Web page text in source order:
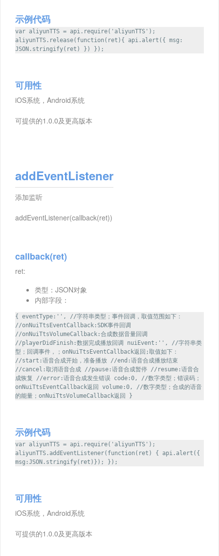
示例代码
var aliyunTTS = api.require('aliyunTTS');
aliyunTTS.release(function(ret){ api.alert({ msg:
JSON.stringify(ret) }) });
可用性
iOS系统，Android系统
可提供的1.0.0及更高版本
addEventListener
添加监听
addEventListener(callback(ret))
callback(ret)
ret:
类型：JSON对象
内部字段：
{ eventType:'', //字符串类型；事件回调，取值范围如下：
//onNuiTtsEventCallback:SDK事件回调
//onNuiTtsVolumeCallback:合成数据音量回调
//playerDidFinish:数据完成播放回调 nuiEvent:'', //字符串类
型；回调事件，；onNuiTtsEventCallback返回;取值如下：
//start:语音合成开始，准备播放 //end:语音合成播放结束
//cancel:取消语音合成 //pause:语音合成暂停 //resume:语音合
成恢复 //error:语音合成发生错误 code:0, //数字类型；错误码；
onNuiTtsEventCallback返回 volume:0, //数字类型；合成的语音
的能量；onNuiTtsVolumeCallback返回 }
示例代码
var aliyunTTS = api.require('aliyunTTS');
aliyunTTS.addEventListener(function(ret) { api.alert({
msg:JSON.stringify(ret)}); });
可用性
iOS系统，Android系统
可提供的1.0.0及更高版本